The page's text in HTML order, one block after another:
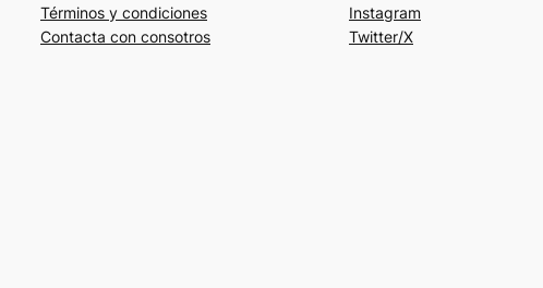
Términos y condiciones
Contacta con consotros
Instagram
Twitter/X